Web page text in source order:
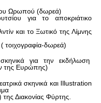
Ωρωπού (δωρεά)
για το αποκριάτικο
και το Ξωτικό της Λίμνης
τοιχογραφία-δωρεά)
για την εκδήλωση
της Ευρώπης)
σκηνικά και Illustration
της Διακονίας Φύρτης.